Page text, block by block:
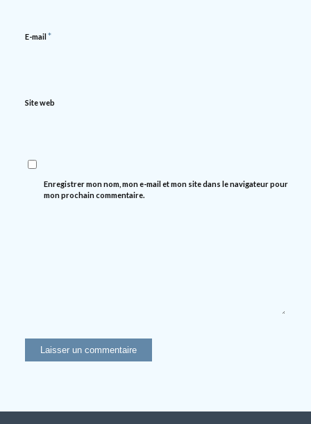
E-mail *
Site web
Enregistrer mon nom, mon e-mail et mon site dans le navigateur pour
mon prochain commentaire.